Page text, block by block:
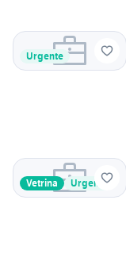
Urgente
Vetrina Urgente